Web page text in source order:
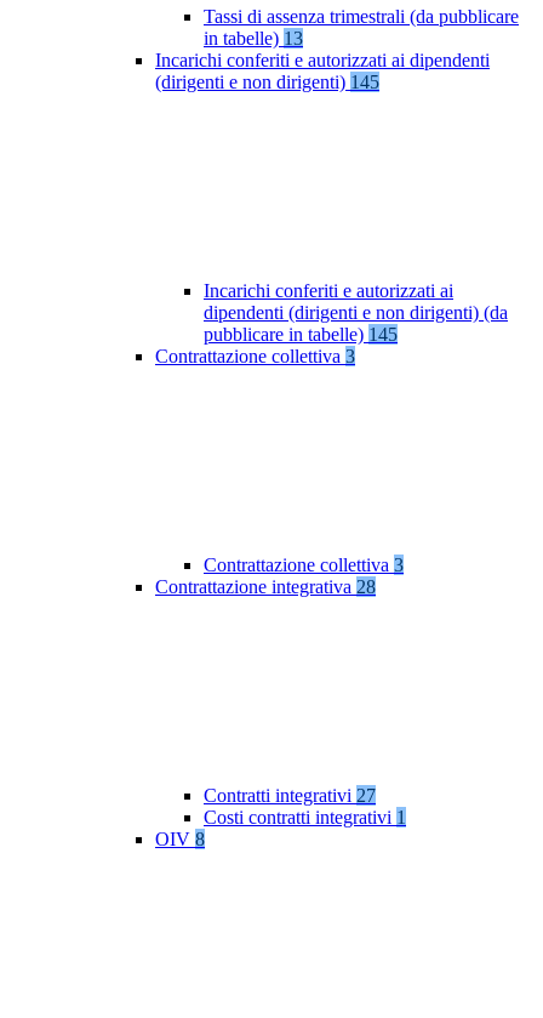
Tassi di assenza trimestrali (da pubblicare
in tabelle) 13
Incarichi conferiti e autorizzati ai dipendenti
(dirigenti e non dirigenti) 145
Incarichi conferiti e autorizzati ai
dipendenti (dirigenti e non dirigenti) (da
pubblicare in tabelle) 145
Contrattazione collettiva 3
Contrattazione collettiva 3
Contrattazione integrativa 28
Contratti integrativi 27
Costi contratti integrativi 1
OIV 8